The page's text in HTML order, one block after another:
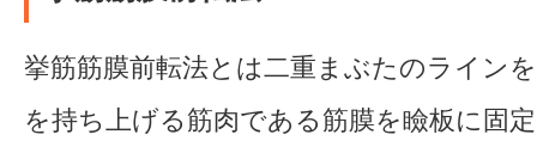
挙筋筋膜前転法とは二重まぶたのライン
を持ち上げる筋肉である筋膜を瞼板に固